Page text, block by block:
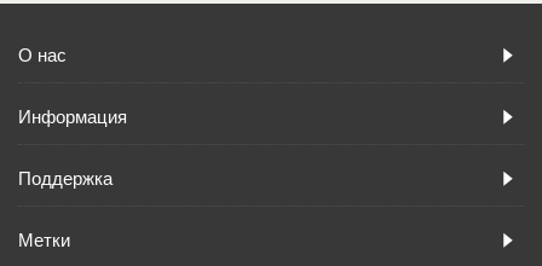
О нас
Информация
Поддержка
Метки